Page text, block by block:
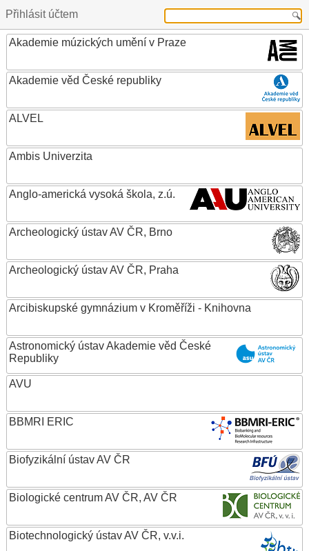
Přihlásit účtem
Akademie múzických umění v Praze
Akademie věd České republiky
ALVEL
Ambis Univerzita
Anglo-americká vysoká škola, z.ú.
Archeologický ústav AV ČR, Brno
Archeologický ústav AV ČR, Praha
Arcibiskupské gymnázium v Kroměříži - Knihovna
Astronomický ústav Akademie věd České
Republiky
AVU
BBMRI ERIC
Biofyzikální ústav AV ČR
Biologické centrum AV ČR, AV ČR
Biotechnologický ústav AV ČR, v.v.i.